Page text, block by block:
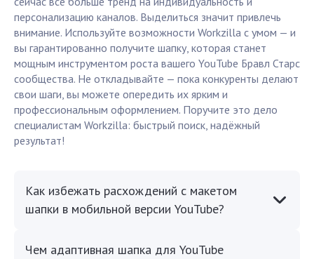
персонализацию каналов. Выделиться значит привлечь
внимание. Используйте возможности Workzilla с умом — и
вы гарантированно получите шапку, которая станет
мощным инструментом роста вашего YouTube Бравл Старс
сообщества. Не откладывайте — пока конкуренты делают
свои шаги, вы можете опередить их ярким и
профессиональным оформлением. Поручите это дело
специалистам Workzilla: быстрый поиск, надёжный
результат!
Как избежать расхождений с макетом
шапки в мобильной версии YouTube?
Чем адаптивная шапка для YouTube